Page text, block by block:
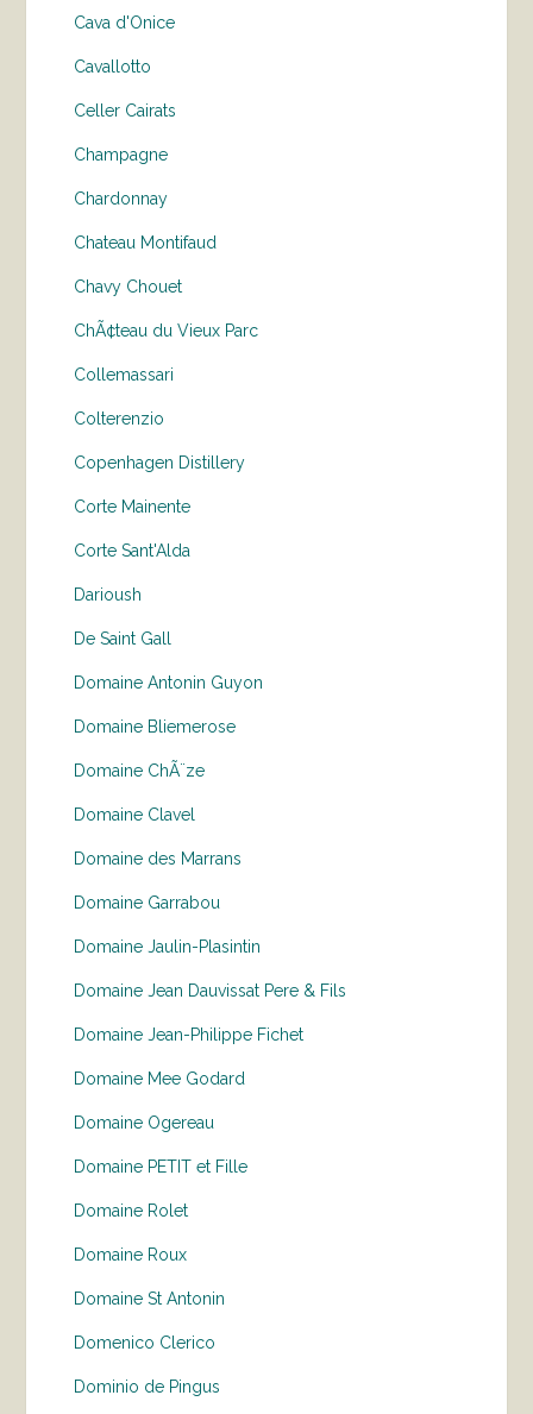
Cava d'Onice
Cavallotto
Celler Cairats
Champagne
Chardonnay
Chateau Montifaud
Chavy Chouet
ChÃ¢teau du Vieux Parc
Collemassari
Colterenzio
Copenhagen Distillery
Corte Mainente
Corte Sant'Alda
Darioush
De Saint Gall
Domaine Antonin Guyon
Domaine Bliemerose
Domaine ChÃ¨ze
Domaine Clavel
Domaine des Marrans
Domaine Garrabou
Domaine Jaulin-Plasintin
Domaine Jean Dauvissat Pere & Fils
Domaine Jean-Philippe Fichet
Domaine Mee Godard
Domaine Ogereau
Domaine PETIT et Fille
Domaine Rolet
Domaine Roux
Domaine St Antonin
Domenico Clerico
Dominio de Pingus